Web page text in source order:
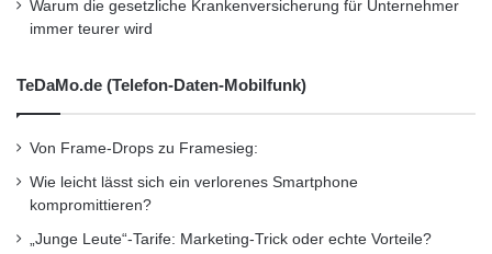
Warum die gesetzliche Krankenversicherung für Unternehmer
immer teurer wird
TeDaMo.de (Telefon-Daten-Mobilfunk)
Von Frame-Drops zu Framesieg:
Wie leicht lässt sich ein verlorenes Smartphone
kompromittieren?
„Junge Leute“-Tarife: Marketing-Trick oder echte Vorteile?